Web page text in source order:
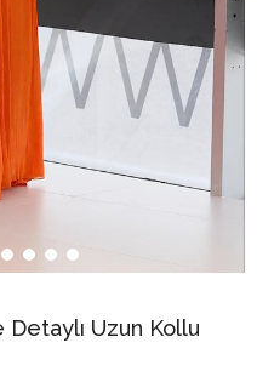
Detaylı Uzun Kollu